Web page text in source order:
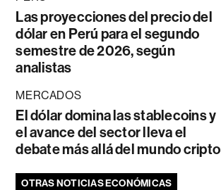
Las proyecciones del precio del
dólar en Perú para el segundo
semestre de 2026, según
analistas
MERCADOS
El dólar domina las stablecoins y
el avance del sector lleva el
debate más allá del mundo cripto
OTRAS NOTICIAS ECONÓMICAS